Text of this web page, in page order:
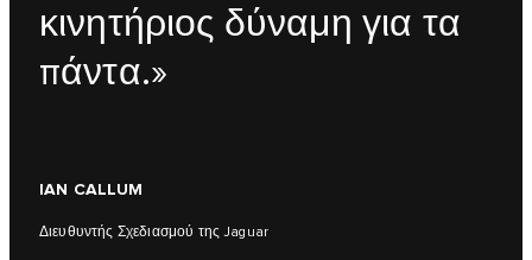
κινητήριος δύναμη για τα
πάντα.»
IAN CALLUM
Διευθυντής Σχεδιασμού της Jaguar